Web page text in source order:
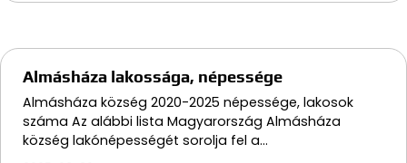
Almásháza lakossága, népessége
Almásháza község 2020-2025 népessége, lakosok
száma Az alábbi lista Magyarország Almásháza
község lakónépességét sorolja fel a…